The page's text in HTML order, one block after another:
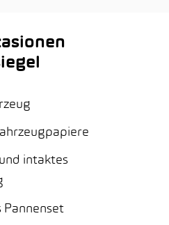
intaktes
Pannenset